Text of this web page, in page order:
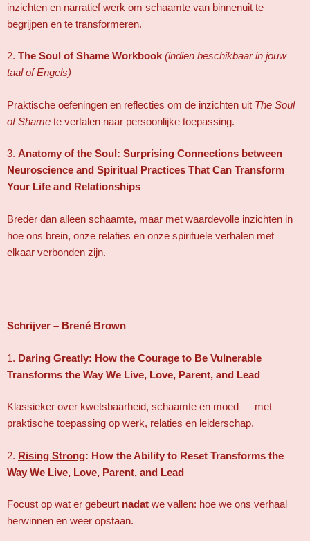
inzichten en narratief werk om schaamte van binnenuit te
begrijpen en te transformeren.
2. The Soul of Shame Workbook (indien beschikbaar in jouw
taal of Engels)
Praktische oefeningen en reflecties om de inzichten uit The Soul
of Shame te vertalen naar persoonlijke toepassing.
3. Anatomy of the Soul: Surprising Connections between
Neuroscience and Spiritual Practices That Can Transform
Your Life and Relationships
Breder dan alleen schaamte, maar met waardevolle inzichten in
hoe ons brein, onze relaties en onze spirituele verhalen met
elkaar verbonden zijn.
Schrijver – Brené Brown
1. Daring Greatly: How the Courage to Be Vulnerable
Transforms the Way We Live, Love, Parent, and Lead
Klassieker over kwetsbaarheid, schaamte en moed — met
praktische toepassing op werk, relaties en leiderschap.
2. Rising Strong: How the Ability to Reset Transforms the
Way We Live, Love, Parent, and Lead
Focust op wat er gebeurt nadat we vallen: hoe we ons verhaal
herwinnen en weer opstaan.